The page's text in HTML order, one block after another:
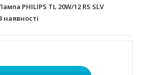
PHILIPS TL 20W/12 RS SLV
наявності